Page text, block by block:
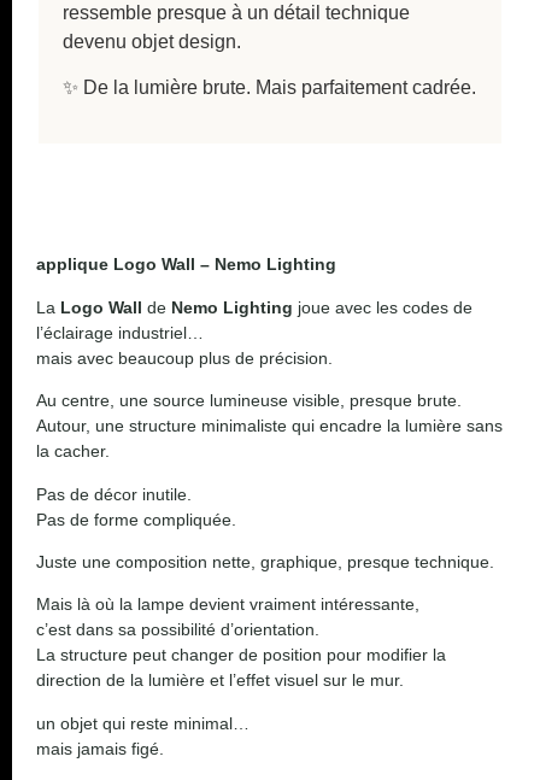
ressemble presque à un détail technique
devenu objet design.
✨ De la lumière brute. Mais parfaitement cadrée.
applique Logo Wall – Nemo Lighting
La Logo Wall de Nemo Lighting joue avec les codes de
l’éclairage industriel…
mais avec beaucoup plus de précision.
Au centre, une source lumineuse visible, presque brute.
Autour, une structure minimaliste qui encadre la lumière sans
la cacher.
Pas de décor inutile.
Pas de forme compliquée.
Juste une composition nette, graphique, presque technique.
Mais là où la lampe devient vraiment intéressante,
c’est dans sa possibilité d’orientation.
La structure peut changer de position pour modifier la
direction de la lumière et l’effet visuel sur le mur.
un objet qui reste minimal…
mais jamais figé.